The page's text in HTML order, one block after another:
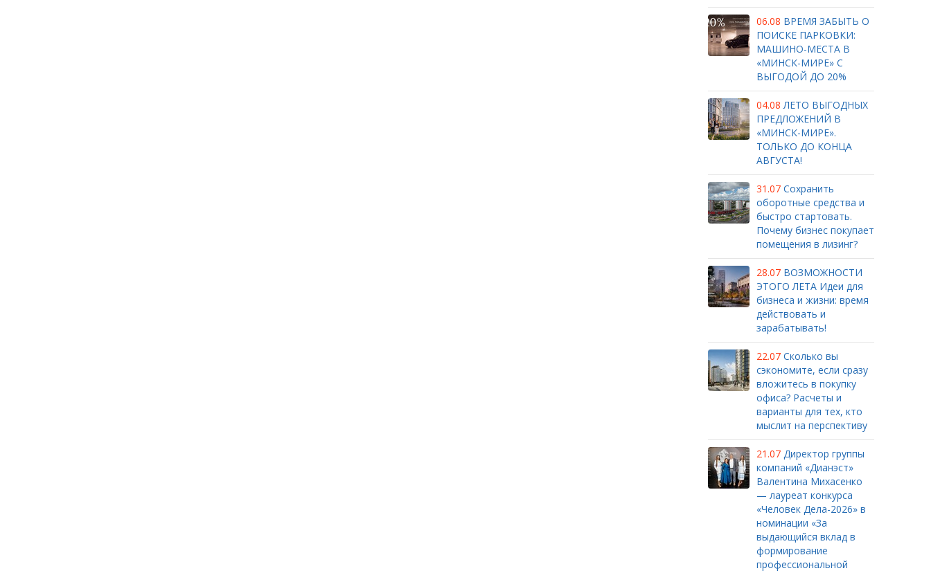
06.08 ВРЕМЯ ЗАБЫТЬ О
ПОИСКЕ ПАРКОВКИ:
МАШИНО-МЕСТА В
«МИНСК-МИРЕ» С
ВЫГОДОЙ ДО 20%
04.08 ЛЕТО ВЫГОДНЫХ
ПРЕДЛОЖЕНИЙ В
«МИНСК-МИРЕ».
ТОЛЬКО ДО КОНЦА
АВГУСТА!
31.07 Сохранить
оборотные средства и
быстро стартовать.
Почему бизнес покупает
помещения в лизинг?
28.07 ВОЗМОЖНОСТИ
ЭТОГО ЛЕТА Идеи для
бизнеса и жизни: время
действовать и
зарабатывать!
22.07 Сколько вы
сэкономите, если сразу
вложитесь в покупку
офиса? Расчеты и
варианты для тех, кто
мыслит на перспективу
21.07 Директор группы
компаний «Дианэст»
Валентина Михасенко
— лауреат конкурса
«Человек Дела-2026» в
номинации «За
выдающийся вклад в
формирование
профессиональной